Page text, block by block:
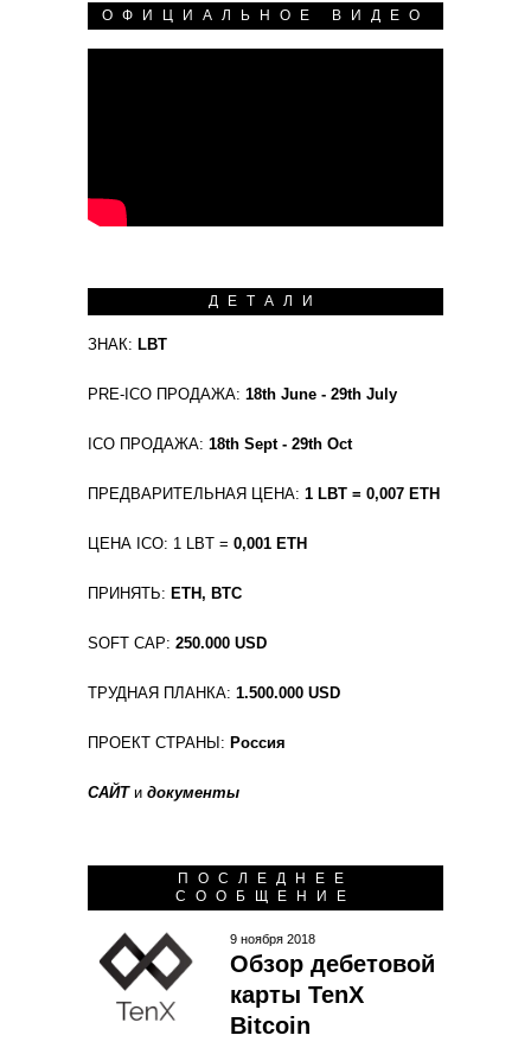
ОФИЦИАЛЬНОЕ ВИДЕО
ДЕТАЛИ
ЗНАК: LBT
PRE-ICO ПРОДАЖА: 18th June - 29th July
ICO ПРОДАЖА: 18th Sept - 29th Oct
ПРЕДВАРИТЕЛЬНАЯ ЦЕНА: 1 LBT = 0,007 ETH
ЦЕНА ICO: 1 LBT = 0,001 ETH
ПРИНЯТЬ: ETH, BTC
SOFT CAP: 250.000 USD
ТРУДНАЯ ПЛАНКА: 1.500.000 USD
ПРОЕКТ СТРАНЫ: Россия
САЙТи документы
ПОСЛЕДНЕЕ
СООБЩЕНИЕ
9 ноября 2018
Обзор дебетовой
карты TenX
Bitcoin